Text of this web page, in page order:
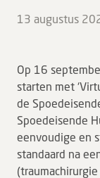
13 augustus
Op 16
starten met
de
Spoedeisende
eenvoudige en
standaard na